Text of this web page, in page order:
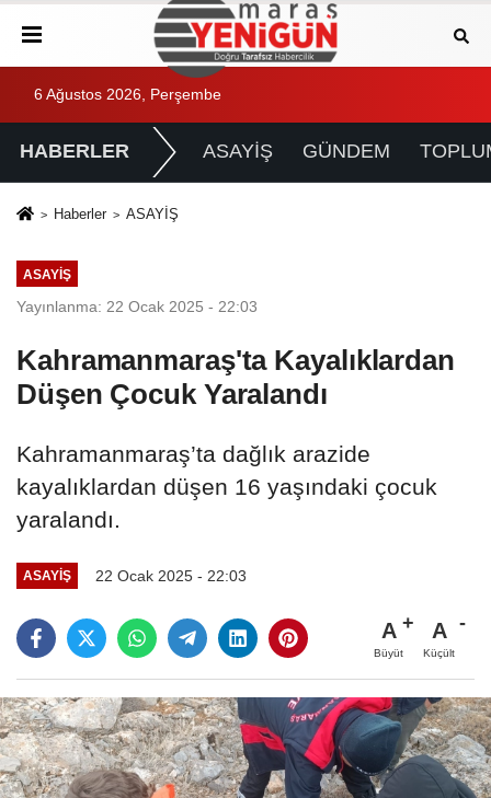
6 Ağustos 2026, Perşembe
HABERLER ASAYİŞ GÜNDEM
Haberler ASAYİŞ
ASAYİŞ
Yayınlanma: 22 Ocak 2025 - 22:03
Kahramanmaraş'ta Kayalıklardan
Düşen Çocuk Yaralandı
Kahramanmaraş’ta dağlık arazide
kayalıklardan düşen 16 yaşındaki çocuk
yaralandı.
ASAYİŞ 22 Ocak 2025 - 22:03
A
Büyüt
A
Küçült